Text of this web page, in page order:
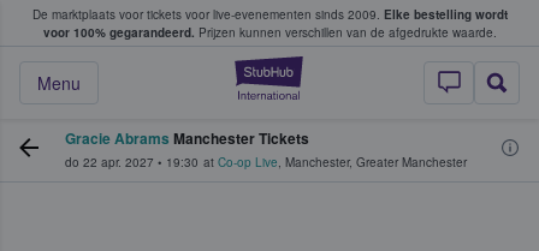
De marktplaats voor tickets voor live-evenementen sinds 2009. Elke bestelling wordt
voor 100% gegarandeerd. Prijzen kunnen verschillen van de afgedrukte waarde.
StubHub: waar
Menu
tickets kopen en verkopen
Gracie Abrams Manchester Tickets
do 22 apr. 2027 • 19:30 at Co-op Live, Manchester, Greater Manchester